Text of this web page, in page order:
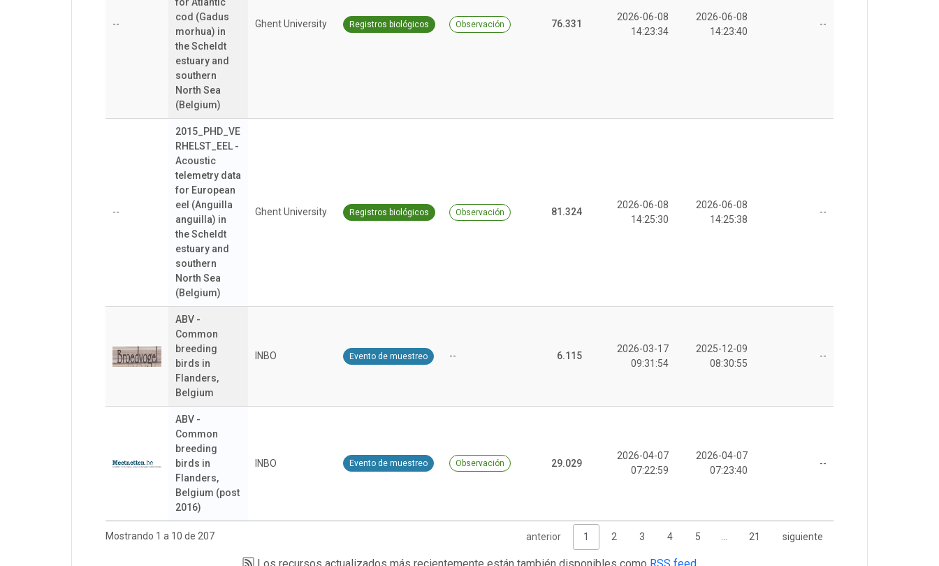
--
cod (Gadus
morhua) in
the Scheldt
estuary and
southern
North Sea
(Belgium)
Ghent University Registros biológicos Observación 76.331
2026-06-08
14:23:34
2026-06-08
14:23:40
--
--
2015_PHD_VE
RHELST_EEL -
Acoustic
telemetry data
for European
eel (Anguilla
anguilla) in
the Scheldt
estuary and
southern
North Sea
(Belgium)
Ghent University Registros biológicos Observación 81.324
2026-06-08
14:25:30
2026-06-08
14:25:38
--
ABV -
Common
breeding
birds in
Flanders,
Belgium
INBO Evento de muestreo -- 6.115
2026-03-17
09:31:54
2025-12-09
08:30:55
--
ABV -
Common
breeding
birds in
Flanders,
Belgium (post
2016)
INBO Evento de muestreo Observación 29.029
2026-04-07
07:22:59
2026-04-07
07:23:40
--
Mostrando 1 a 10 de 207 anterior 1 2 3 4 5 21 siguiente
Los recursos actualizados más recientemente están también disponibles como RSS feed